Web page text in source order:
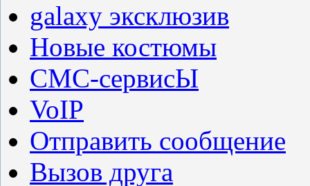
galaxy эксклюзив
Новые костюмы
СМС-сервисЫ
VoIP
Отправить сообщение
Вызов друга